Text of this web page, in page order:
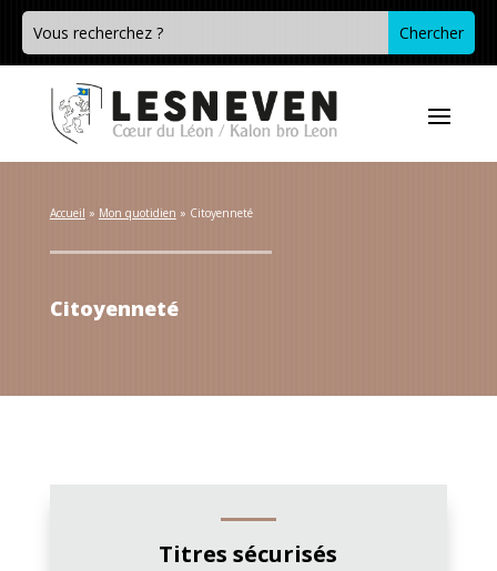
Accueil » Mon quotidien » Citoyenneté
Citoyenneté
Titres sécurisés